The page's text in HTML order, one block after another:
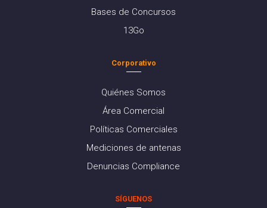
Bases de Concursos
13Go
Corporativo
Quiénes Somos
Área Comercial
Políticas Comerciales
Mediciones de antenas
Denuncias Compliance
SÍGUENOS